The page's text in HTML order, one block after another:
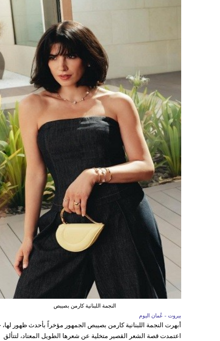
النجمة اللبنانية كارمن بصيبص
بيروت - عُمان اليوم
أبهرت النجمة اللبنانية كارمن بصيبص الجمهور مؤخراً بأحدث ظهور
اعتمدت قصة الشعر القصير متخلية عن شعرها الطويل المعتاد، لتتألق